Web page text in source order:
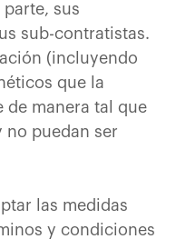
sus
sub-contratistas.
(incluyendo
que la
de manera tal que
no puedan ser
las medidas
y condiciones